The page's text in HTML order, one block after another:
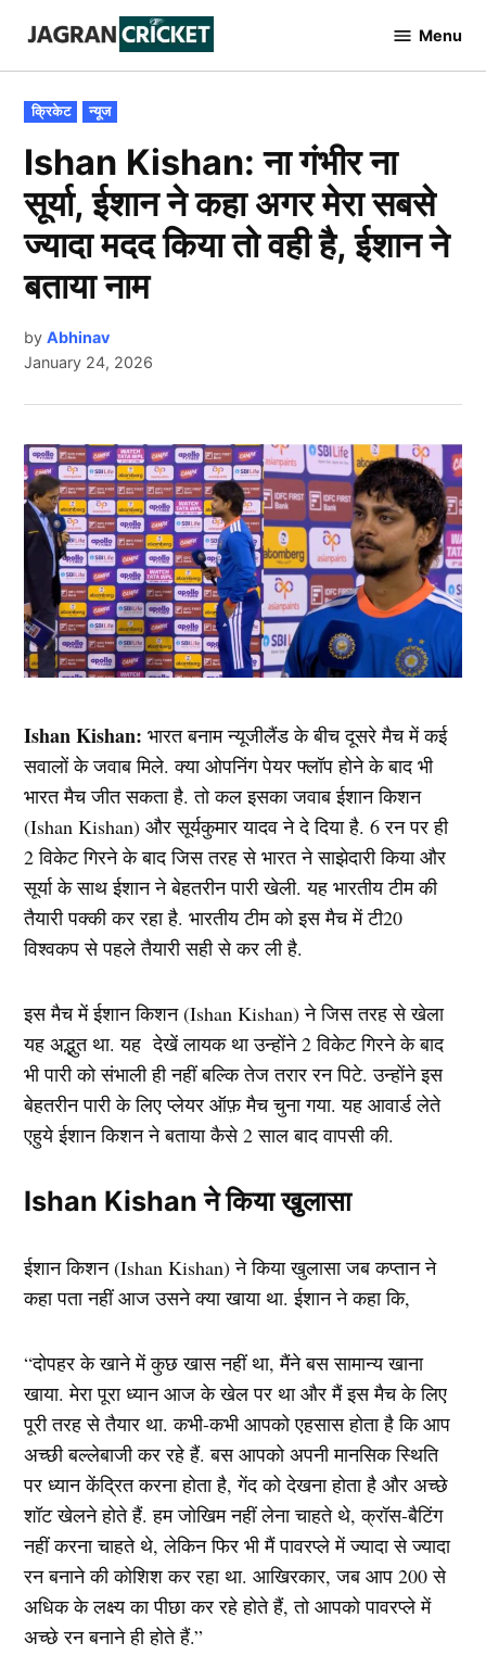
content
Cricket
Menu
POSTED
IN
क्रिकेट न्यूज
Ishan Kishan: ना गंभीर ना
सूर्या, ईशान ने कहा अगर मेरा सबसे
ज्यादा मदद किया तो वही है, ईशान ने
बताया नाम
by Abhinav
January 24, 2026
Ishan Kishan: भारत बनाम न्यूजीलैंड के बीच दूसरे मैच में कई
सवालों के जवाब मिले. क्या ओपनिंग पेयर फ्लॉप होने के बाद भी
भारत मैच जीत सकता है. तो कल इसका जवाब ईशान किशन
(Ishan Kishan) और सूर्यकुमार यादव ने दे दिया है. 6 रन पर ही
2 विकेट गिरने के बाद जिस तरह से भारत ने साझेदारी किया और
सूर्या के साथ ईशान ने बेहतरीन पारी खेली. यह भारतीय टीम की
तैयारी पक्की कर रहा है. भारतीय टीम को इस मैच में टी20
विश्वकप से पहले तैयारी सही से कर ली है.
इस मैच में ईशान किशन (Ishan Kishan) ने जिस तरह से खेला
यह अद्भुत था. यह देखें लायक था उन्होंने 2 विकेट गिरने के बाद
भी पारी को संभाली ही नहीं बल्कि तेज तरार रन पिटे. उन्होंने इस
बेहतरीन पारी के लिए प्लेयर ऑफ़ मैच चुना गया. यह आवार्ड लेते
एहुये ईशान किशन ने बताया कैसे 2 साल बाद वापसी की.
Ishan Kishan ने किया खुलासा
ईशान किशन (Ishan Kishan) ने किया खुलासा जब कप्तान ने
कहा पता नहीं आज उसने क्या खाया था. ईशान ने कहा कि,
“दोपहर के खाने में कुछ खास नहीं था, मैंने बस सामान्य खाना
खाया. मेरा पूरा ध्यान आज के खेल पर था और मैं इस मैच के लिए
पूरी तरह से तैयार था. कभी-कभी आपको एहसास होता है कि आप
अच्छी बल्लेबाजी कर रहे हैं. बस आपको अपनी मानसिक स्थिति
पर ध्यान केंद्रित करना होता है, गेंद को देखना होता है और अच्छे
शॉट खेलने होते हैं. हम जोखिम नहीं लेना चाहते थे, क्रॉस-बैटिंग
नहीं करना चाहते थे, लेकिन फिर भी मैं पावरप्ले में ज्यादा से ज्यादा
रन बनाने की कोशिश कर रहा था. आखिरकार, जब आप 200 से
अधिक के लक्ष्य का पीछा कर रहे होते हैं, तो आपको पावरप्ले में
अच्छे रन बनाने ही होते हैं.”